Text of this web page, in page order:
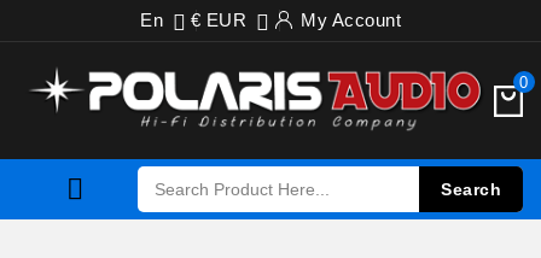
En  € EUR  My Account
0
 Search